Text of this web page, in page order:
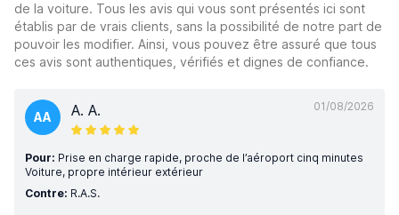
de la voiture. Tous les avis qui vous sont présentés ici sont
établis par de vrais clients, sans la possibilité de notre part de
pouvoir les modifier. Ainsi, vous pouvez être assuré que tous
ces avis sont authentiques, vérifiés et dignes de confiance.
01/08/2026
AA A. A.
Pour: Prise en charge rapide, proche de l’aéroport cinq minutes
Voiture, propre intérieur extérieur
Contre: R.A.S.